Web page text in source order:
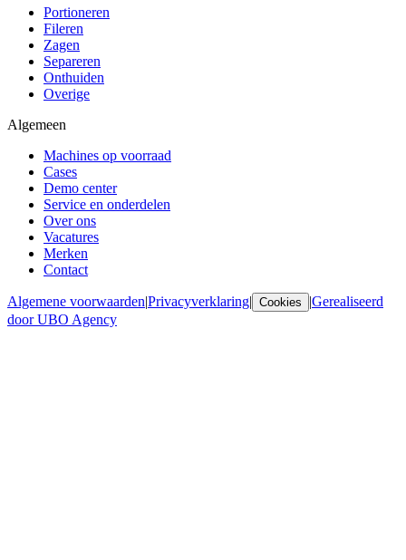
Portioneren
Fileren
Zagen
Separeren
Onthuiden
Overige
Algemeen
Machines op voorraad
Cases
Demo center
Service en onderdelen
Over ons
Vacatures
Merken
Contact
Algemene voorwaarden|Privacyverklaring| Cookies |Gerealiseerd
door UBO Agency